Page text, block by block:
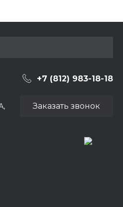
+7 (812) 983-18-18
Заказать звонок